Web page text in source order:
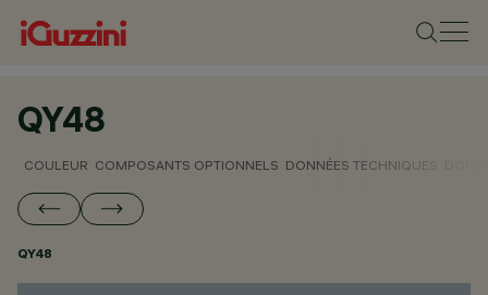
QY48
COULEUR COMPOSANTS OPTIONNELS DONNÉES TECHNIQUES
QY48